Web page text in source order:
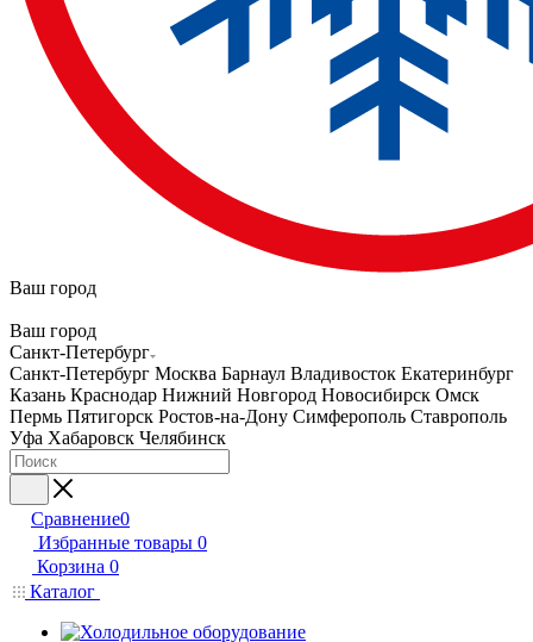
Ваш город
Ваш город
Санкт-Петербург
Санкт-Петербург Москва Барнаул Владивосток Екатеринбург
Казань Краснодар Нижний Новгород Новосибирск Омск
Пермь Пятигорск Ростов-на-Дону Симферополь Ставрополь
Уфа Хабаровск Челябинск
Сравнение0
Избранные товары 0
Корзина 0
Каталог